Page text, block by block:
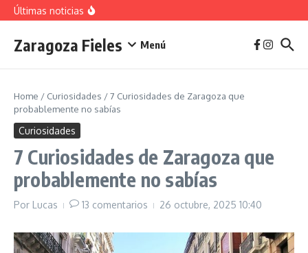
Saltar al contenido
Últimas noticias
Descubre el Parque del Agua Luis Buñuel: tu oasis
Plan de Acción del Ruido de Zaragoza 2025-
2029: Implicaciones y Objetivos
Zaragoza Fieles Menú
Home / Curiosidades /7 Curiosidades de Zaragoza que
probablemente no sabías
Curiosidades
7 Curiosidades de Zaragoza que
probablemente no sabías
Por Lucas 13 comentarios 26 octubre, 2025 10:40